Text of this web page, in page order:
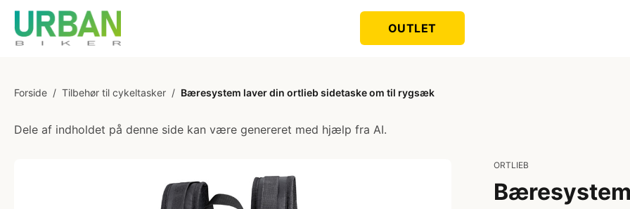
OUTLET
Forside / Tilbehør til cykeltasker / Bæresystem laver din ortlieb sidetaske om til rygsæk
Dele af indholdet på denne side kan være genereret med hjælp fra AI.
ORTLIEB